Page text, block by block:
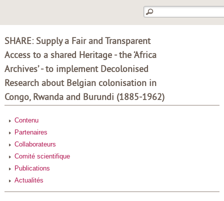
SHARE: Supply a Fair and Transparent
Access to a shared Heritage - the ‘Africa
Archives’ - to implement Decolonised
Research about Belgian colonisation in
Congo, Rwanda and Burundi (1885-1962)
Contenu
Partenaires
Collaborateurs
Comité scientifique
Publications
Actualités